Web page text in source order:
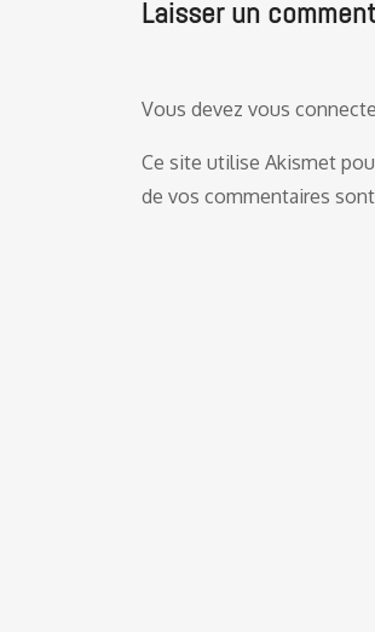
Laisser un
Vous devez vous
Ce site utilise Akismet
de vos commentaires